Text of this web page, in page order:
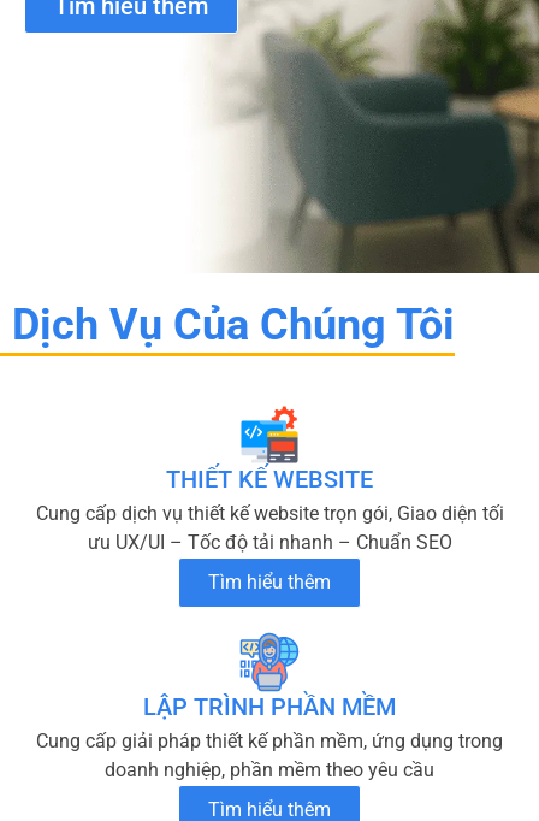
Tìm hiểu thêm
Dịch Vụ Của Chúng Tôi
THIẾT KẾ WEBSITE
Cung cấp dịch vụ thiết kế website trọn gói, Giao diện tối
ưu UX/UI – Tốc độ tải nhanh – Chuẩn SEO
Tìm hiểu thêm
LẬP TRÌNH PHẦN MỀM
Cung cấp giải pháp thiết kế phần mềm, ứng dụng trong
doanh nghiệp, phần mềm theo yêu cầu
Tìm hiểu thêm